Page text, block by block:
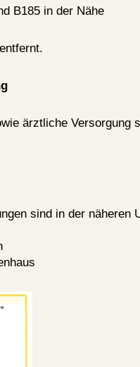
B185 in der Nähe
ärztliche Versorgung
sind in der näheren